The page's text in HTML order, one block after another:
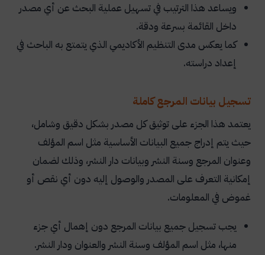
ويساعد هذا الترتيب في تسهيل عملية البحث عن أي مصدر
داخل القائمة بسرعة ودقة.
كما يعكس مدى التنظيم الأكاديمي الذي يتمتع به الباحث في
إعداد دراسته.
تسجيل بيانات المرجع كاملة
يعتمد هذا الجزء على توثيق كل مصدر بشكل دقيق وشامل،
حيث يتم إدراج جميع البيانات الأساسية مثل اسم المؤلف
وعنوان المرجع وسنة النشر وبيانات دار النشر، وذلك لضمان
إمكانية التعرف على المصدر والوصول إليه دون أي نقص أو
غموض في المعلومات.
يجب تسجيل جميع بيانات المرجع دون إهمال أي جزء
منها، مثل اسم المؤلف وسنة النشر والعنوان ودار النشر.